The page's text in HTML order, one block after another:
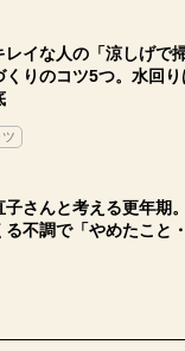
レイな人の「涼しげで
くりのコツ5つ。水回り
子さんと考える更年期
る不調で「やめたこと